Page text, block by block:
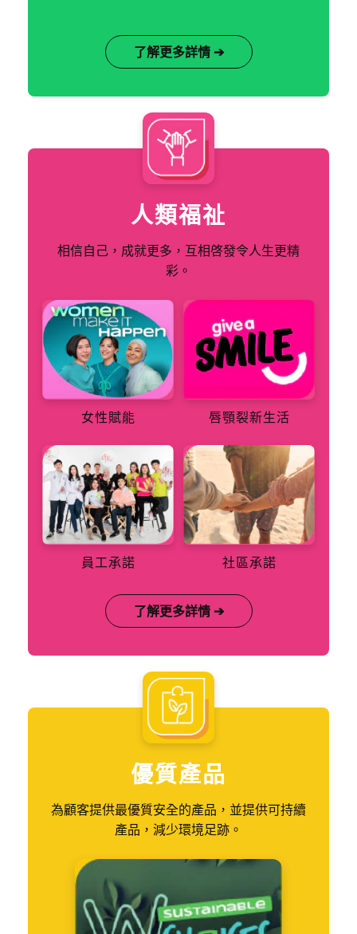
了解更多詳情 ➔
人類福祉
相信自己，成就更多，互相啓發令人生更精
彩。
女性賦能 唇顎裂新生活
員工承諾 社區承諾
了解更多詳情 ➔
優質產品
為顧客提供最優質安全的產品，並提供可持續
產品，減少環境足跡。